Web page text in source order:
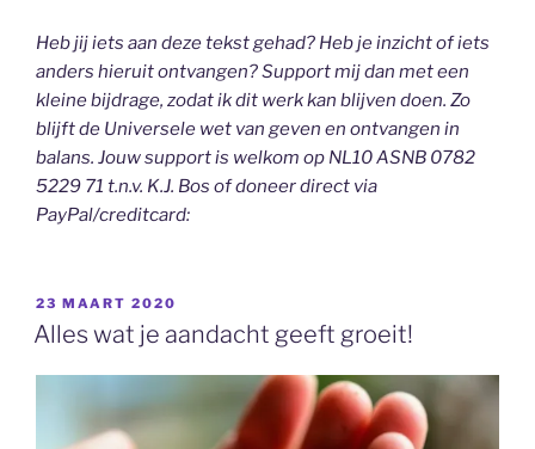
Heb jij iets aan deze tekst gehad? Heb je inzicht of iets
anders hieruit ontvangen? Support mij dan met een
kleine bijdrage, zodat ik dit werk kan blijven doen. Zo
blijft de Universele wet van geven en ontvangen in
balans. Jouw support is welkom op NL10 ASNB 0782
5229 71 t.n.v. K.J. Bos of doneer direct via
PayPal/creditcard:
GEPLAATST
OP
23 MAART 2020
Alles wat je aandacht geeft groeit!